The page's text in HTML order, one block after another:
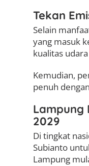
Tekan
Selain
yang masuk
kualitas
Kemudian,
penuh
Lampung
2029
Di tingkat
Subianto
Lampung